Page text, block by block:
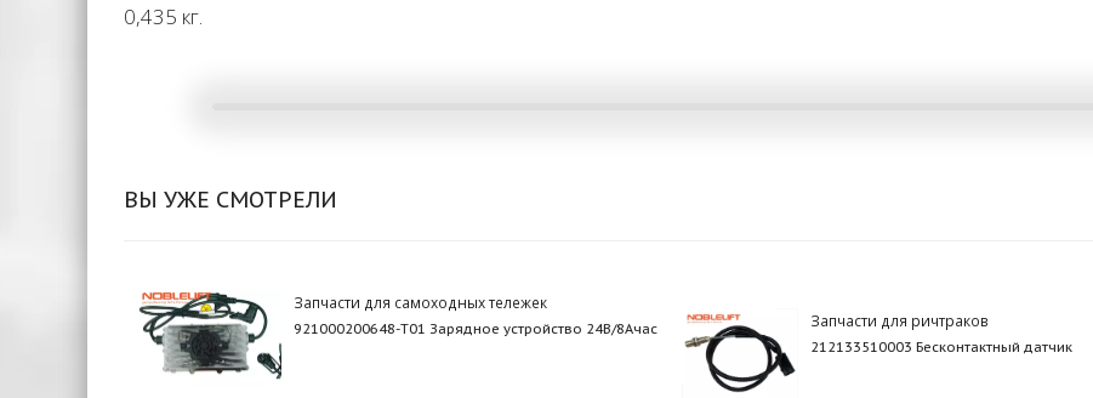
0,435 кг.
ВЫ УЖЕ СМОТРЕЛИ
Запчасти для самоходных тележек
921000200648-T01 Зарядное устройство 24В/8Ачас Запчасти для ричтраков
212133510003 Бесконтактный датчик